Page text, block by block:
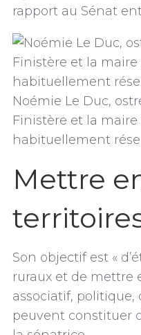
rapport au Sénat
Noémie Le Duc,
Finistère et la
habituellement
Mettre
Son objectif est «
ruraux et de mettre
associatif,
peuvent constituer